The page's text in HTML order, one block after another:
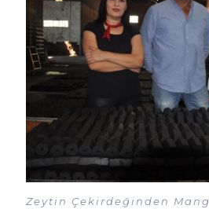
Zeytin Çekirdeğinden